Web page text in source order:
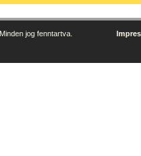
jog fenntartva.